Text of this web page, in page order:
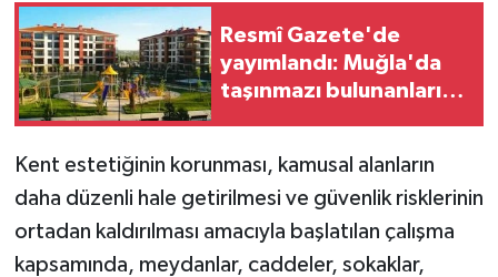
Resmî Gazete'de
yayımlandı: Muğla'da
taşınmazı bulunanları
Kent estetiğinin korunması, kamusal alanların
daha düzenli hale getirilmesi ve güvenlik risklerinin
ortadan kaldırılması amacıyla başlatılan çalışma
kapsamında, meydanlar, caddeler, sokaklar,